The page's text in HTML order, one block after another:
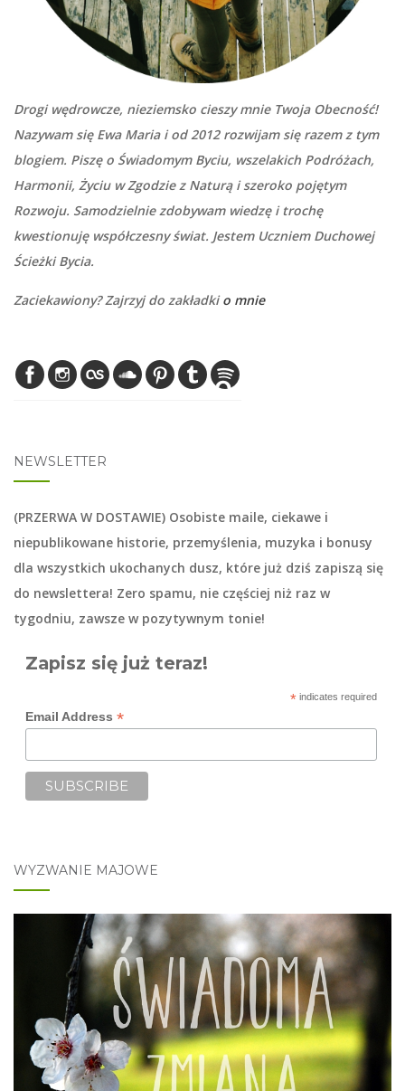
Drogi wędrowcze, nieziemsko cieszy mnie Twoja Obecność!
Nazywam się Ewa Maria i od 2012 rozwijam się razem z tym
blogiem. Piszę o Świadomym Byciu, wszelakich Podróżach,
Harmonii, Życiu w Zgodzie z Naturą i szeroko pojętym
Rozwoju. Samodzielnie zdobywam wiedzę i trochę
kwestionuję współczesny świat. Jestem Uczniem Duchowej
Ścieżki Bycia.
Zaciekawiony? Zajrzyj do zakładkio mnie
NEWSLETTER
(PRZERWA W DOSTAWIE) Osobiste maile, ciekawe i
niepublikowane historie, przemyślenia, muzyka i bonusy
dla wszystkich ukochanych dusz, które już dziś zapiszą się
do newslettera! Zero spamu, nie częściej niż raz w
tygodniu, zawsze w pozytywnym tonie!
Zapisz się już teraz!
*indicates required
Email Address *
WYZWANIE MAJOWE